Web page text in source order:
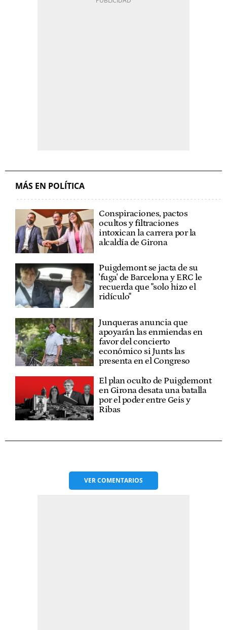
MÁS EN POLÍTICA
Conspiraciones, pactos
ocultos y filtraciones
intoxican la carrera por la
alcaldía de Girona
Puigdemont se jacta de su
'fuga' de Barcelona y ERC le
recuerda que "solo hizo el
ridículo"
Junqueras anuncia que
apoyarán las enmiendas en
favor del concierto
económico si Junts las
presenta en el Congreso
El plan oculto de Puigdemont
en Girona desata una batalla
por el poder entre Geis y
Ribas
VERCOMENTARIOS